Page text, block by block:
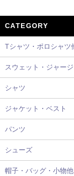
CATEGORY
Tシャツ・ポロシャツ
スウェット・ジャー
シャツ
ジャケット・ベスト
パンツ
シューズ
帽子・バッグ・小物他